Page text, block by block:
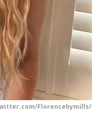
twitter.com/Florencebymills/